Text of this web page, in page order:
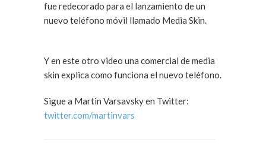
fue redecorado para el lanzamiento de un
nuevo teléfono móvil llamado Media Skin.
Y en este otro video una comercial de media
skin explica como funciona el nuevo teléfono.
Sigue a Martin Varsavsky en Twitter:
twitter.com/martinvars